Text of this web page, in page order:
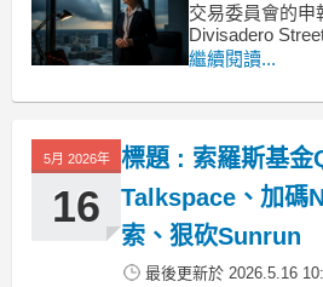
交易委員會的申
Divisadero
揭露了其在第一
舉動引發了市場
繼續閱讀...
5月 2026年
16
標題 : 索羅斯基金
Talkspace、加碼
索、狠砍Sunrun
最後更新於 2026.5.16